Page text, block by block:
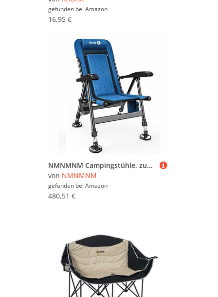
gefunden bei Amazon
16,95 €
NMNMNM Campingstühle, zusammenklappbar, Blau, für schwere Personen, ca. 400 kg, Angelsessel aus leichtem Aluminium, Strandrucksackstühle für Erwachsene, mit Getränkehalter
von NMNMNM
gefunden bei Amazon
480,51 €